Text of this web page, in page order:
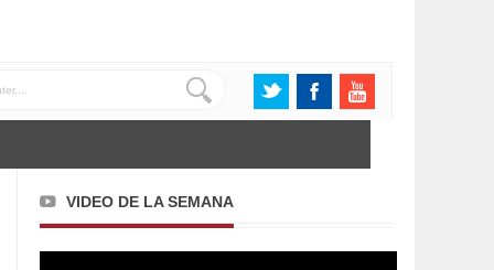
VIDEO DE LA SEMANA